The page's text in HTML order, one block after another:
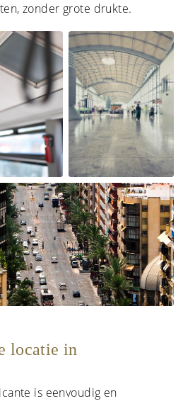
zonder grote drukte.
locatie in
is eenvoudig en